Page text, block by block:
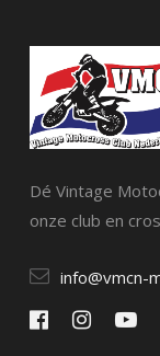
Dé Vintage
onze club en
info@vmcn-